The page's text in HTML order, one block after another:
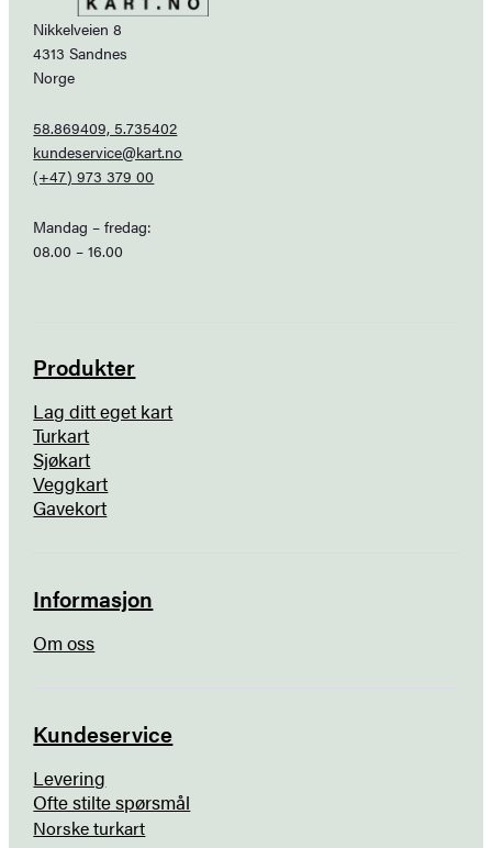
Nikkelveien 8
4313 Sandnes
Norge
58.869409, 5.735402
kundeservice@kart.no
(+47) 973 379 00
Mandag – fredag:
08.00 – 16.00
Produkter
Lag ditt eget kart
Turkart
Sjøkart
Veggkart
Gavekort
Informasjon
Om oss
Kundeservice
Levering
Ofte stilte spørsmål
Norske turkart